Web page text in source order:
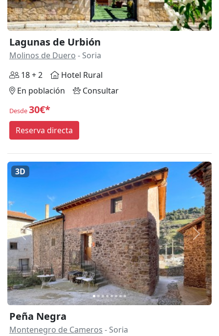
Lagunas de Urbión
Molinos de Duero - Soria
18 + 2
Hotel Rural
En población
Consultar
Desde30€*
Reserva directa
Anterior
3D
Peña Negra
Montenegro de Cameros - Soria